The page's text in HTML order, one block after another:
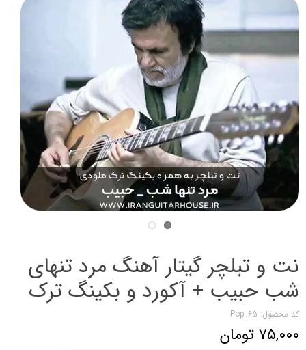
نت و تبلچر گیتار آهنگ مرد تنهای
شب حبیب + آکورد و بکینگ ترک
کد محصول: Pop_65
۷۵,۰۰۰ تومان